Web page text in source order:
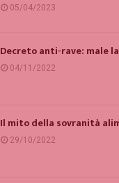
05/04/2023
Decreto anti-rave: male
04/11/2022
Il mito della sovranità
29/10/2022